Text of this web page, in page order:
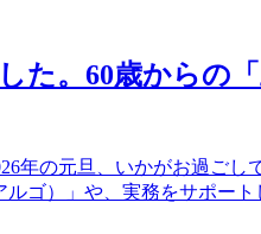
た。60歳からの
年の元旦、いかがお過ごし
ゴ）」や、実務をサポー